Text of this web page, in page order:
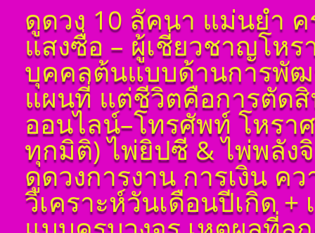
ดูดวง 10 ลัคนา แม่นยำ
แสงซื่อ – ผู้เชี่ยวชาญโห
บุคคลต้นแบบด้านการพัฒ
แผนที่ แต่ชีวิตคือการตัด
ออนไลน์–โทรศัพท์ โหรา
ทุกมิติ) ไพ่ยิปซี & ไพ่พลัง
ดูดวงการงาน การเงิน ค
วิเคราะห์วันเดือนปีเกิด